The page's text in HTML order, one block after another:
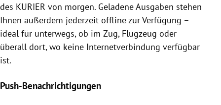
des KURIER von morgen. Geladene Ausgaben stehen
Ihnen außerdem jederzeit offline zur Verfügung –
ideal für unterwegs, ob im Zug, Flugzeug oder
überall dort, wo keine Internetverbindung verfügbar
ist.
Push-Benachrichtigungen